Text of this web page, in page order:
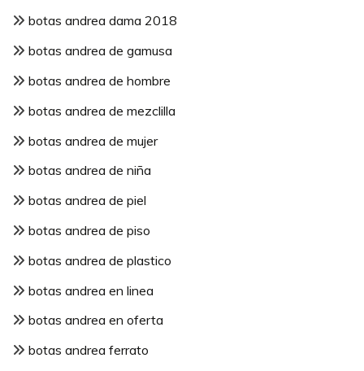
botas andrea dama 2018
botas andrea de gamusa
botas andrea de hombre
botas andrea de mezclilla
botas andrea de mujer
botas andrea de niña
botas andrea de piel
botas andrea de piso
botas andrea de plastico
botas andrea en linea
botas andrea en oferta
botas andrea ferrato